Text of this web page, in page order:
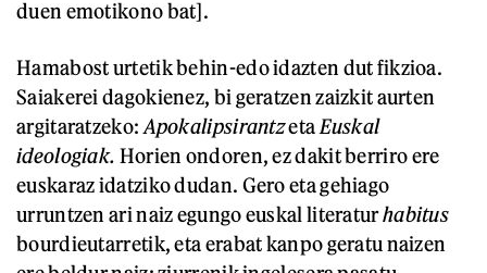
duen emotikono bat].
Hamabost urtetik behin-edo idazten dut fikzioa.
Saiakerei dagokienez, bi geratzen zaizkit aurten
argitaratzeko: Apokalipsirantzeta Euskal
ideologiak. Horien ondoren, ez dakit berriro ere
euskaraz idatziko dudan. Gero eta gehiago
urruntzen ari naiz egungo euskal literaturhabitus
bourdieutarretik, eta erabat kanpo geratu naizen